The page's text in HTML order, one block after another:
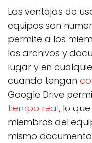
Las ventajas de
equipos son
permite a los
los archivos y
lugar y en
cuando tengan
Google Drive
tiempo real, lo
miembros del
mismo